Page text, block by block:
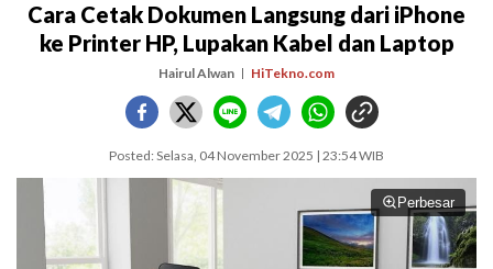
Cara Cetak Dokumen Langsung dari iPhone
ke Printer HP, Lupakan Kabel dan Laptop
Hairul Alwan HiTekno.com
Posted: Selasa, 04 November 2025 | 23:54 WIB
Perbesar